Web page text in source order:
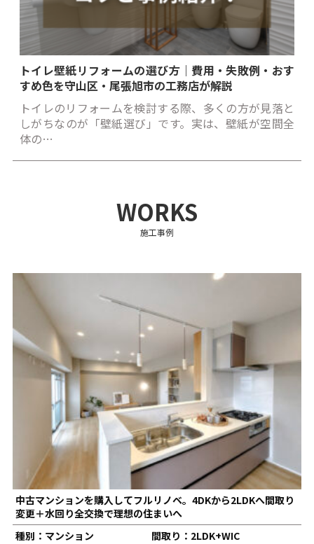
トイレ壁紙リフォームの選び方｜費用・失敗例・おす
すめ色を守山区・尾張旭市の工務店が解説
トイレのリフォームを検討する際、多くの方が見落と
しがちなのが「壁紙選び」です。実は、壁紙が空間全
体の…
WORKS
施工事例
中古マンションを購入してフルリノベ。4DKから2LDKへ間取り
変更＋水回り全交換で理想の住まいへ
種別：マンション
間取り：2LDK+WIC